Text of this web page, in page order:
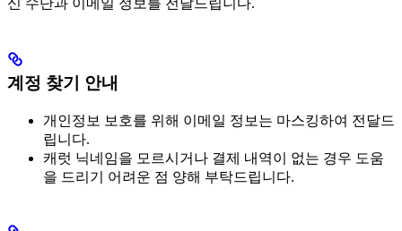
신 수단과 이메일 정보를 전달드립니다.
계정 찾기 안내
개인정보 보호를 위해 이메일 정보는 마스킹하여 전달드
립니다.
캐럿 닉네임을 모르시거나 결제 내역이 없는 경우 도움
을 드리기 어려운 점 양해 부탁드립니다.